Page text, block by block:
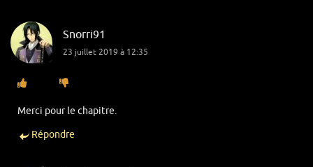
Snorri91
23 juillet 2019 à 12:35
Merci pour le chapitre.
Répondre